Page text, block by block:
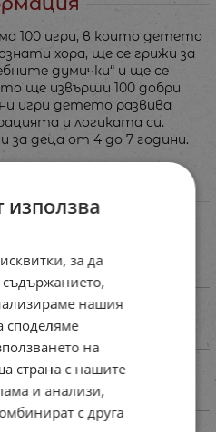
100 игри, в които детето
хора, ще се грижи за
думички“ и ще се
ще извърши 100 добри
игри детето развива
и логиката си.
за деца от 4 до 7 години.
използва
за да
нашия
споделяме
на
страна с нашите
и анализи,
с друга